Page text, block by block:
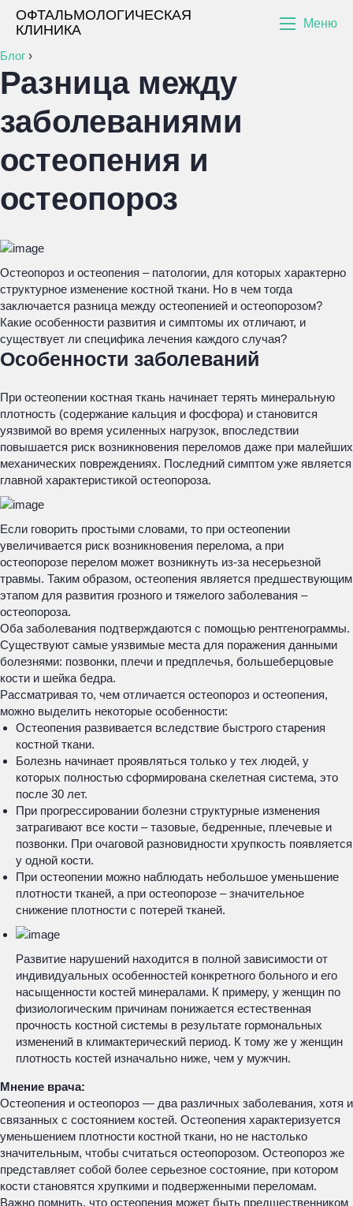
ОФТАЛЬМОЛОГИЧЕСКАЯ
КЛИНИКА
Меню
Блог ›
Разница между
заболеваниями
остеопения и
остеопороз
Остеопороз и остеопения – патологии, для которых характерно
структурное изменение костной ткани. Но в чем тогда
заключается разница между остеопенией и остеопорозом?
Какие особенности развития и симптомы их отличают, и
существует ли специфика лечения каждого случая?
Особенности заболеваний
При остеопении костная ткань начинает терять минеральную
плотность (содержание кальция и фосфора) и становится
уязвимой во время усиленных нагрузок, впоследствии
повышается риск возникновения переломов даже при малейших
механических повреждениях. Последний симптом уже является
главной характеристикой остеопороза.
Если говорить простыми словами, то при остеопении
увеличивается риск возникновения перелома, а при
остеопорозе перелом может возникнуть из-за несерьезной
травмы. Таким образом, остеопения является предшествующим
этапом для развития грозного и тяжелого заболевания –
остеопороза.
Оба заболевания подтверждаются с помощью рентгенограммы.
Существуют самые уязвимые места для поражения данными
болезнями: позвонки, плечи и предплечья, большеберцовые
кости и шейка бедра.
Рассматривая то, чем отличается остеопороз и остеопения,
можно выделить некоторые особенности:
Остеопения развивается вследствие быстрого старения
костной ткани.
Болезнь начинает проявляться только у тех людей, у
которых полностью сформирована скелетная система, это
после 30 лет.
При прогрессировании болезни структурные изменения
затрагивают все кости – тазовые, бедренные, плечевые и
позвонки. При очаговой разновидности хрупкость появляется
у одной кости.
При остеопении можно наблюдать небольшое уменьшение
плотности тканей, а при остеопорозе – значительное
снижение плотности с потерей тканей.
Развитие нарушений находится в полной зависимости от
индивидуальных особенностей конкретного больного и его
насыщенности костей минералами. К примеру, у женщин по
физиологическим причинам понижается естественная
прочность костной системы в результате гормональных
изменений в климактерический период. К тому же у женщин
плотность костей изначально ниже, чем у мужчин.
Мнение врача:
Остеопения и остеопороз — два различных заболевания, хотя и
связанных с состоянием костей. Остеопения характеризуется
уменьшением плотности костной ткани, но не настолько
значительным, чтобы считаться остеопорозом. Остеопороз же
представляет собой более серьезное состояние, при котором
кости становятся хрупкими и подверженными переломам.
Важно помнить, что остеопения может быть предшественником